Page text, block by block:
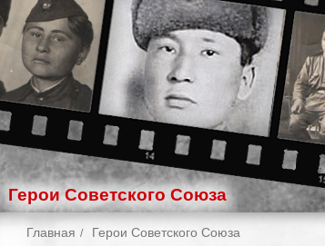
Герои Советского Союза
Главная Герои Советского Союза